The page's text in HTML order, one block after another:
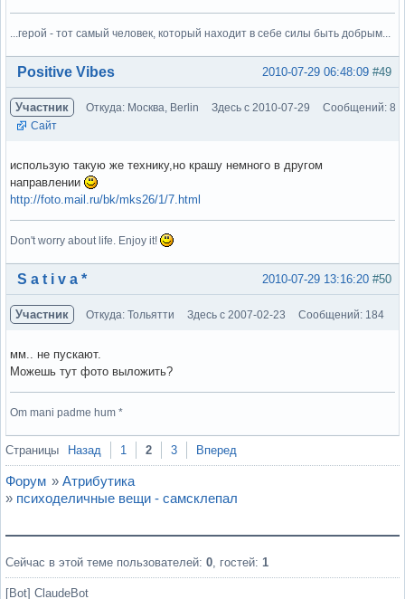
...герой - тот самый человек, который находит в себе силы быть добрым...
Вне форума #49
2010-07-29 06:48:09
Positive Vibes
Участник Откуда: Москва, Berlin Здесь с 2010-07-29
Сообщений: 8
Сайт
использую такую же технику,но крашу немного в другом
направлении
http://foto.mail.ru/bk/mks26/1/7.html
Don't worry about life. Enjoy it!
Вне форума #50
2010-07-29 13:16:20
S a t i v a *
Участник Откуда: Тольятти Здесь с 2007-02-23 Сообщений: 184
мм.. не пускают.
Можешь тут фото выложить?
Om mani padme hum *
Вне форума
Страницы Назад 1 2 3 Вперед
Форум » Атрибутика
» психоделичные вещи - самсклепал
Сейчас в этой теме пользователей: 0 , гостей: 1
[Bot] ClaudeBot